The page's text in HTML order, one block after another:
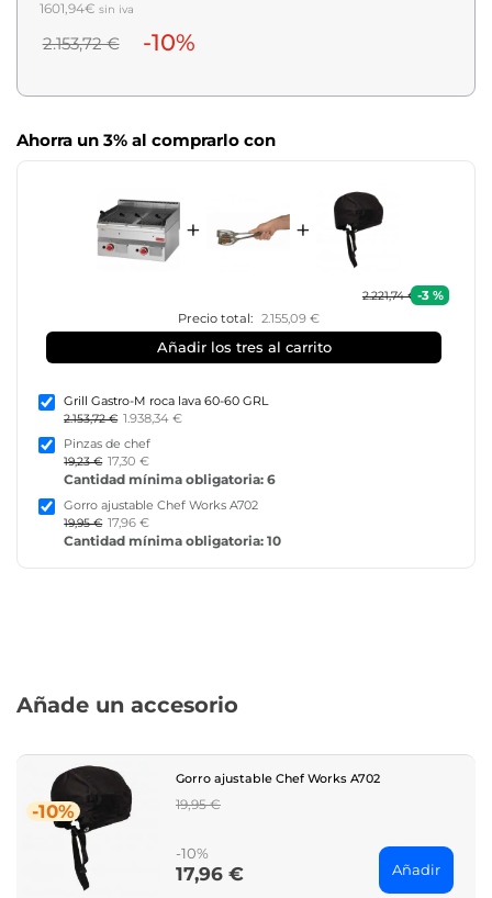
1601,94€ sin iva
2.153,72 € -10%
Ahorra un 3% al comprarlo con
+ +
2.221,74 € -3 %
Precio total: 2.155,09 €
Añadir los tres al carrito
Grill Gastro-M roca lava 60-60 GRL
2.153,72 € 1.938,34 €
Pinzas de chef
19,23 € 17,30 €
Cantidad mínima obligatoria: 6
Gorro ajustable Chef Works A702
19,95 € 17,96 €
Cantidad mínima obligatoria: 10
Añade un accesorio
-10%
Gorro ajustable Chef Works A702
Regular
19,95 €
-10%
Price
17,96 € Añadir